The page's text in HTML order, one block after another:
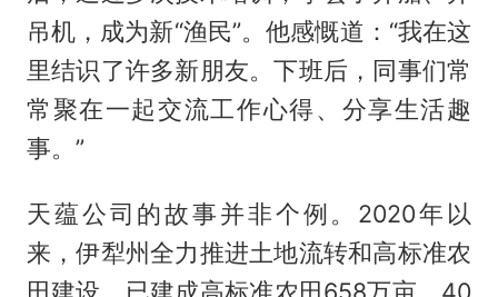
吊机，成为新“渔民”。他感慨道：“我在这
里结识了许多新朋友。下班后，同事们常
常聚在一起交流工作心得、分享生活趣
事。”
天蕴公司的故事并非个例。2020年以
来，伊犁州全力推进土地流转和高标准农
田建设，已建成高标准农田658万亩，40